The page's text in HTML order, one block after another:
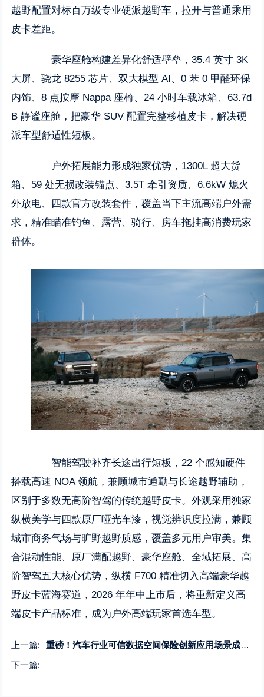
越野配置对标百万级专业硬派越野车，拉开与普通乘用
皮卡差距。
豪华座舱构建差异化舒适壁垒，35.4 英寸 3K
大屏、骁龙 8255 芯片、双大模型 AI、0 苯 0 甲醛环保
内饰、8 点按摩 Nappa 座椅、24 小时车载冰箱、63.7d
B 静谧座舱，把豪华 SUV 配置完整移植皮卡，解决硬
派车型舒适性短板。
户外拓展能力形成独家优势，1300L 超大货
箱、59 处无损改装锚点、3.5T 牵引资质、6.6kW 熄火
外放电、四款官方改装套件，覆盖当下主流高端户外需
求，精准瞄准钓鱼、露营、骑行、房车拖挂高消费玩家
群体。
智能驾驶补齐长途出行短板，22 个感知硬件
搭载高速 NOA 领航，兼顾城市通勤与长途越野辅助，
区别于多数无高阶智驾的传统越野皮卡。外观采用独家
纵横美学与四款原厂哑光车漆，视觉辨识度拉满，兼顾
城市商务气场与旷野越野质感，覆盖多元用户审美。集
合混动性能、原厂满配越野、豪华座舱、全域拓展、高
阶智驾五大核心优势，纵横 F700 精准切入高端豪华越
野皮卡蓝海赛道，2026 年年中上市后，将重新定义高
端皮卡产品标准，成为户外高端玩家首选车型。
上一篇:
重磅！汽车行业可信数据空间保险创新应用场景成果落地，助力破解产业痛点
下一篇: